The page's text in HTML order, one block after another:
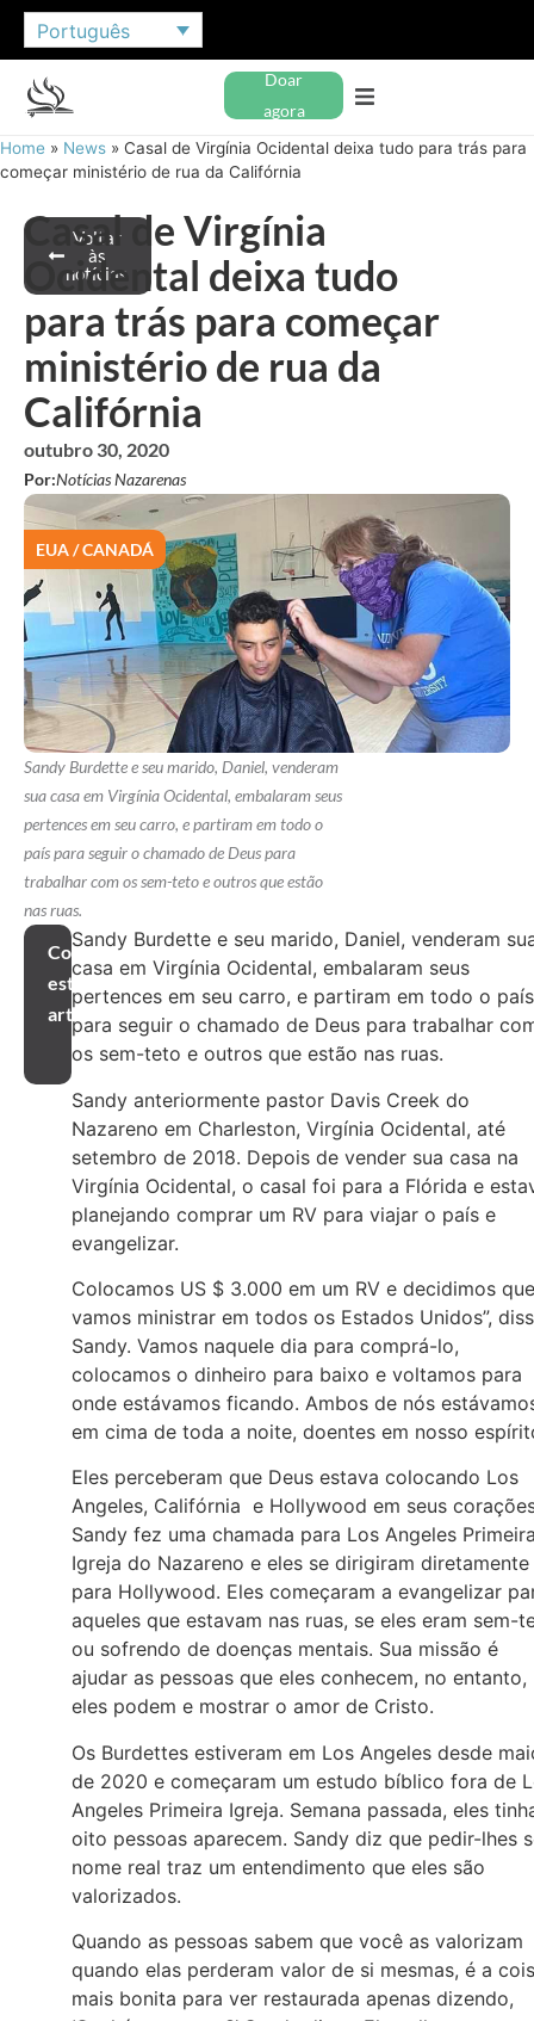
Português
Doar
agora
Home » News » Casal de Virgínia Ocidental deixa tudo para trás para
começar ministério de rua da Califórnia
Voltar
às
notícias
Casal de Virgínia
Ocidental deixa tudo
para trás para começar
ministério de rua da
Califórnia
outubro 30, 2020
Por:Notícias Nazarenas
EUA / CANADÁ
Sandy Burdette e seu marido, Daniel, venderam
sua casa em Virgínia Ocidental, embalaram seus
pertences em seu carro, e partiram em todo o
país para seguir o chamado de Deus para
trabalhar com os sem-teto e outros que estão
nas ruas.
Compartilhar
este
artigo
Sandy Burdette e seu marido, Daniel, venderam
casa em Virgínia Ocidental, embalaram seus
pertences em seu carro, e partiram em todo o país
para seguir o chamado de Deus para trabalhar
os sem-teto e outros que estão nas ruas.
Sandy anteriormente pastor Davis Creek do
Nazareno em Charleston, Virgínia Ocidental, até
setembro de 2018. Depois de vender sua casa na
Virgínia Ocidental, o casal foi para a Flórida e
planejando comprar um RV para viajar o país e
evangelizar.
Colocamos US $ 3.000 em um RV e decidimos que
vamos ministrar em todos os Estados Unidos”,
Sandy. Vamos naquele dia para comprá-lo,
colocamos o dinheiro para baixo e voltamos para
onde estávamos ficando. Ambos de nós
em cima de toda a noite, doentes em nosso
Eles perceberam que Deus estava colocando Los
Angeles, Califórnia e Hollywood em seus
Sandy fez uma chamada para Los Angeles
Igreja do Nazareno e eles se dirigiram diretamente
para Hollywood. Eles começaram a evangelizar
aqueles que estavam nas ruas, se eles eram sem-
ou sofrendo de doenças mentais. Sua missão é
ajudar as pessoas que eles conhecem, no entanto,
eles podem e mostrar o amor de Cristo.
Os Burdettes estiveram em Los Angeles desde
de 2020 e começaram um estudo bíblico fora de
Angeles Primeira Igreja. Semana passada, eles
oito pessoas aparecem. Sandy diz que pedir-lhes
nome real traz um entendimento que eles são
valorizados.
Quando as pessoas sabem que você as valorizam
quando elas perderam valor de si mesmas, é a
mais bonita para ver restaurada apenas dizendo,